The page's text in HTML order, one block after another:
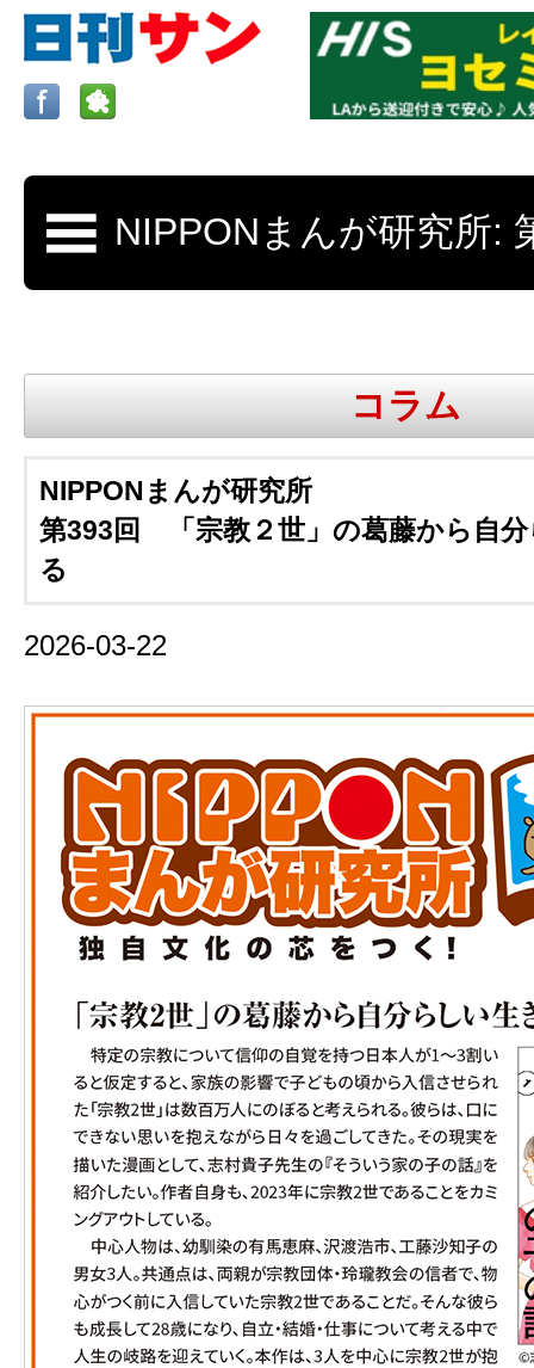
ロサンゼルスの求人、クラシファイド、地元情報など
日刊サンはロサンゼルスの日本語新
更新、求人、クラシファイドは毎週木
コラム
NIPPONまんが研究所
第393回 「宗教２世」の葛藤から自
る
2026-03-22